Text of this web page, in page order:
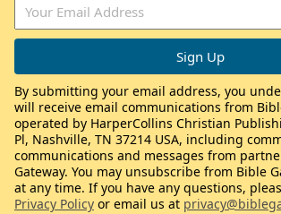
By submitting your email address, you
will receive email communications from
operated by HarperCollins Christian
Pl, Nashville, TN 37214 USA, including
communications and messages from
Gateway. You may unsubscribe from Bible
at any time. If you have any questions,
Privacy Policy or email us at